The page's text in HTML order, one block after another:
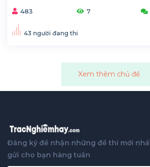
483 7
43 người đang thi
Xem thêm chủ đề
Đăng ký để nhận những đề thi mới
gửi cho bạn hàng tuần